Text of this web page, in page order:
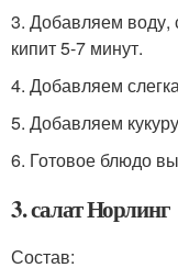
3. Добавляем воду,
кипит 5-7 минут.
4. Добавляем
5. Добавляем
6. Готовое блюдо
3. салат Норлинг
Состав: